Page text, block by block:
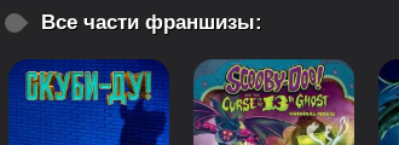
Все части франшизы: